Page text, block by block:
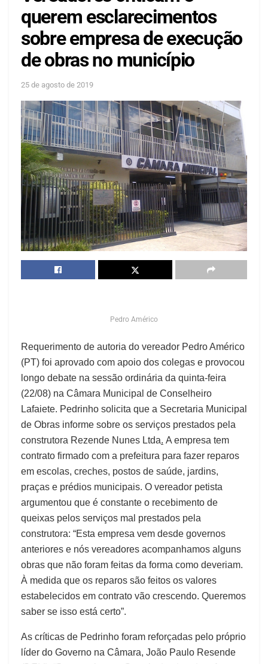
querem esclarecimentos
sobre empresa de execução
de obras no município
25 de agosto de 2019
Pedro Américo
Requerimento de autoria do vereador Pedro Américo
(PT) foi aprovado com apoio dos colegas e provocou
longo debate na sessão ordinária da quinta-feira
(22/08) na Câmara Municipal de Conselheiro
Lafaiete. Pedrinho solicita que a Secretaria Municipal
de Obras informe sobre os serviços prestados pela
construtora Rezende Nunes Ltda. A empresa tem
contrato firmado com a prefeitura para fazer reparos
em escolas, creches, postos de saúde, jardins,
praças e prédios municipais. O vereador petista
argumentou que é constante o recebimento de
queixas pelos serviços mal prestados pela
construtora: “Esta empresa vem desde governos
anteriores e nós vereadores acompanhamos alguns
obras que não foram feitas da forma como deveriam.
À medida que os reparos são feitos os valores
estabelecidos em contrato vão crescendo. Queremos
saber se isso está certo”.
As críticas de Pedrinho foram reforçadas pelo próprio
líder do Governo na Câmara, João Paulo Resende